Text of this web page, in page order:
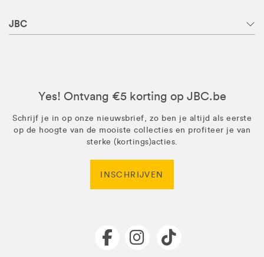
JBC
Yes! Ontvang €5 korting op JBC.be
Schrijf je in op onze nieuwsbrief, zo ben je altijd als eerste
op de hoogte van de mooiste collecties en profiteer je van
sterke (kortings)acties.
INSCHRIJVEN